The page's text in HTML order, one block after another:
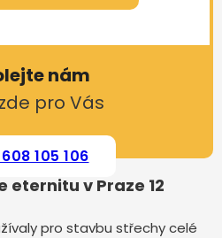
nám
pro Vás
105 106
eternitu v Praze 12
pro stavbu střechy celé